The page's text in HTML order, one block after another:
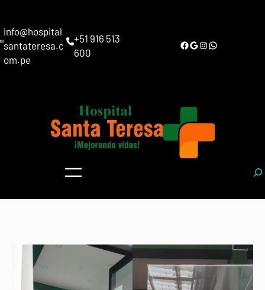
info@hospital
santateresa.c
om.pe
+51 916 513
600
Facebook Google Instagram WhatsApp
S
e